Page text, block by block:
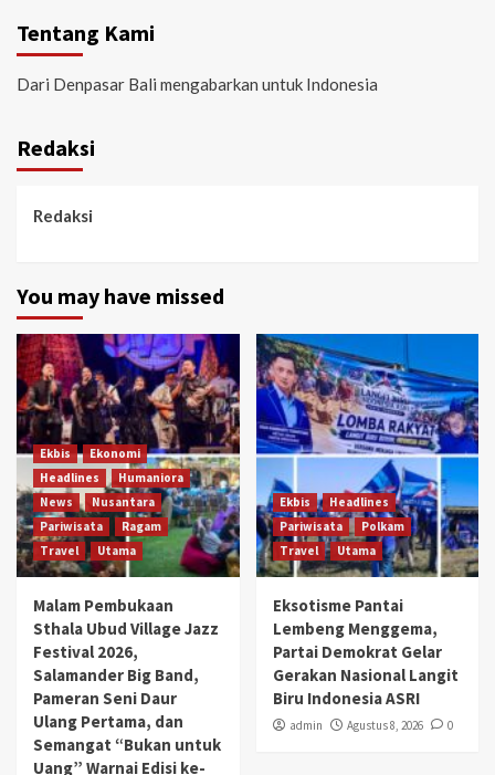
Tentang Kami
Dari Denpasar Bali mengabarkan untuk Indonesia
Redaksi
Redaksi
You may have missed
Ekbis
Ekonomi
Headlines
Humaniora
News
Nusantara
Pariwisata
Ragam
Travel
Utama
Malam Pembukaan
Sthala Ubud Village Jazz
Festival 2026,
Salamander Big Band,
Pameran Seni Daur
Ulang Pertama, dan
Semangat “Bukan untuk
Uang” Warnai Edisi ke-
Ekbis
Headlines
Pariwisata
Polkam
Travel
Utama
Eksotisme Pantai
Lembeng Menggema,
Partai Demokrat Gelar
Gerakan Nasional Langit
Biru Indonesia ASRI
admin Agustus 8, 2026 0